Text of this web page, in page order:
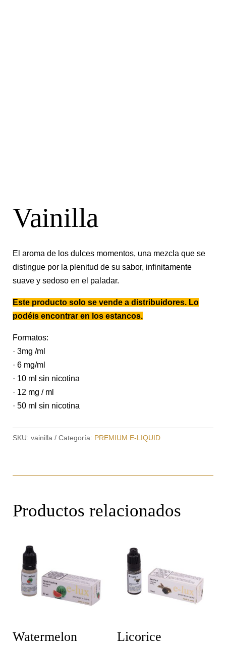
Vainilla
El aroma de los dulces momentos, una mezcla que se
distingue por la plenitud de su sabor, infinitamente
suave y sedoso en el paladar.
Este producto solo se vende a distribuidores. Lo
podéis encontrar en los estancos.
Formatos:
· 3mg /ml
· 6 mg/ml
· 10 ml sin nicotina
· 12 mg / ml
· 50 ml sin nicotina
SKU: vainilla Categoría: PREMIUM E-LIQUID
Productos relacionados
Watermelon Licorice